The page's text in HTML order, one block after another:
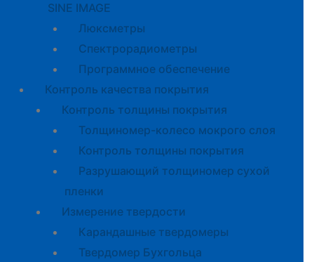
SINE IMAGE
Люксметры
Спектрорадиометры
Программное обеспечение
Контроль качества покрытия
Контроль толщины покрытия
Толщиномер-колесо мокрого слоя
Контроль толщины покрытия
Разрушающий толщиномер сухой
пленки
Измерение твердости
Карандашные твердомеры
Твердомер Бухгольца